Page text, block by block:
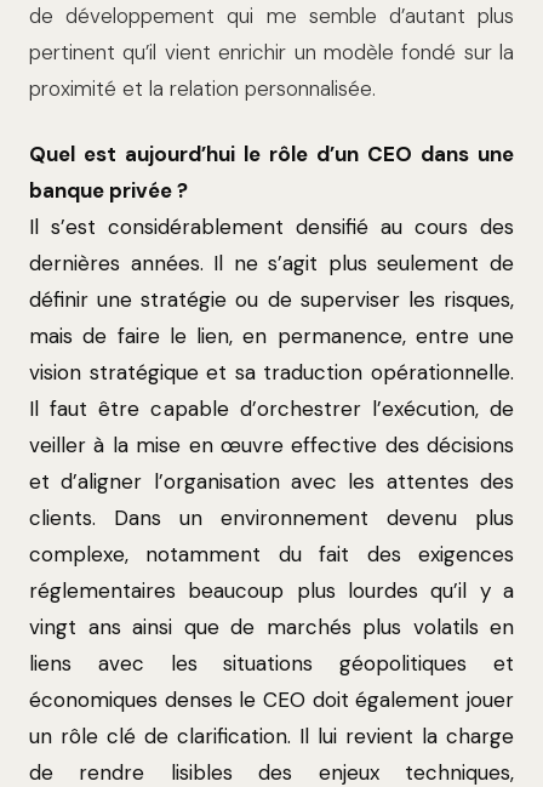
de développement qui me semble d’autant plus
pertinent qu’il vient enrichir un modèle fondé sur la
proximité et la relation personnalisée.
Quel est aujourd’hui le rôle d’un CEO dans une
banque privée ?
Il s’est considérablement densifié au cours des
dernières années. Il ne s’agit plus seulement de
définir une stratégie ou de superviser les risques,
mais de faire le lien, en permanence, entre une
vision stratégique et sa traduction opérationnelle.
Il faut être capable d’orchestrer l’exécution, de
veiller à la mise en œuvre effective des décisions
et d’aligner l’organisation avec les attentes des
clients. Dans un environnement devenu plus
complexe, notamment du fait des exigences
réglementaires beaucoup plus lourdes qu’il y a
vingt ans ainsi que de marchés plus volatils en
liens avec les situations géopolitiques et
économiques denses le CEO doit également jouer
un rôle clé de clarification. Il lui revient la charge
de rendre lisibles des enjeux techniques,